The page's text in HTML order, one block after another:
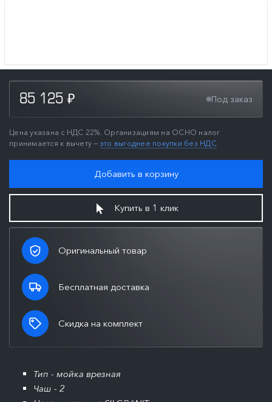
85 125 ₽ Под заказ
Цена указана с НДС 22%. Организациям на ОСНО налог
принимается к вычету — это выгоднее покупки без НДС
Добавить в корзину
Купить в 1 клик
Оригинальный товар
Бесплатная доставка
Скидка на комплект
Тип - мойка врезная
Чаш - 2